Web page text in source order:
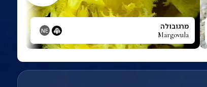
מרגובולה
Margovula
NE